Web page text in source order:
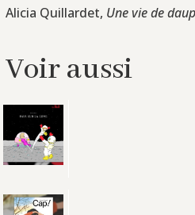
Alicia Quillardet, Une vie de
Voir aussi